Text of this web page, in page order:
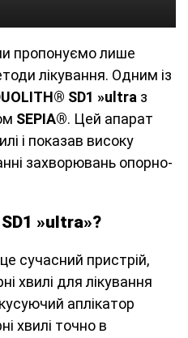
пропонуємо лише
лікування. Одним із
SD1 »ultra з
SEPIA®. Цей апарат
і показав високу
захворювань опорно-
»ultra»?
сучасний пристрій,
хвилі для лікування
аплікатор
хвилі точно в